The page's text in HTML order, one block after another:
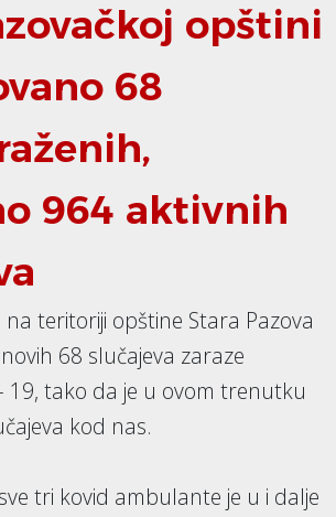
opštini
68
964 aktivnih
teritoriji opštine Stara Pazova
68 slučajeva zaraze
19, tako da je u ovom trenutku
kod nas.
tri kovid ambulante je u i dalje